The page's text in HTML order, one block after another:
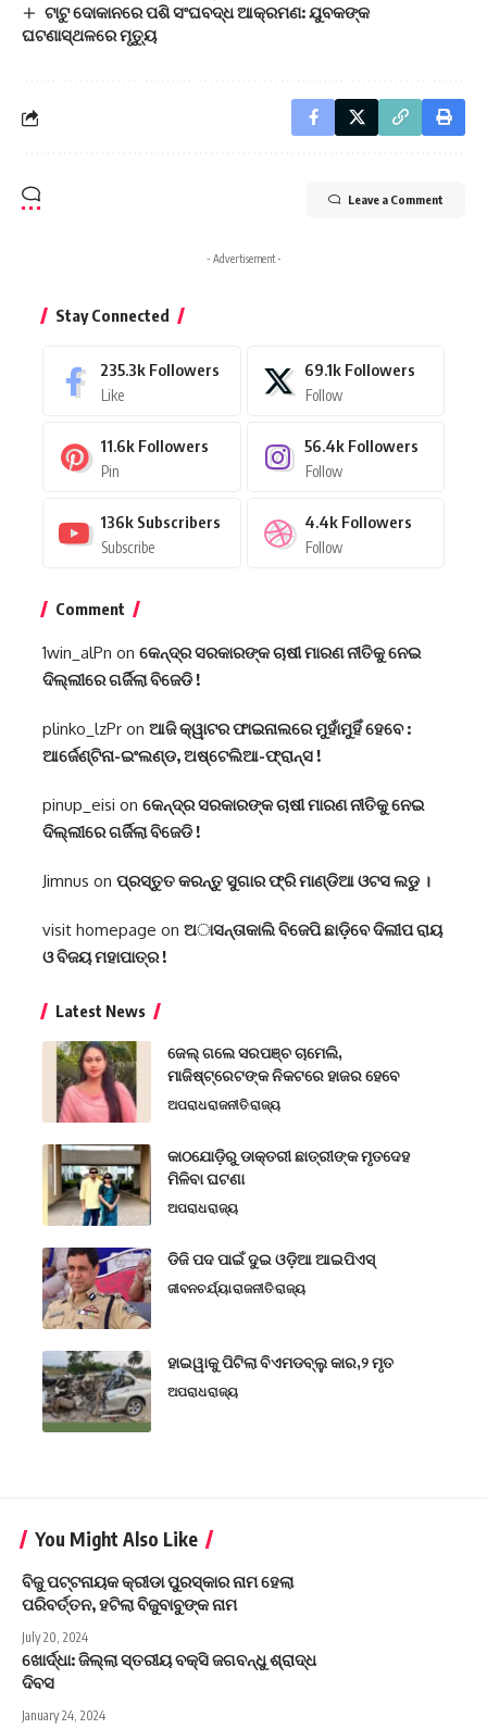
ଟାଟୁ ଦୋକାନରେ ପଶି ସଂଘବଦ୍ଧ ଆକ୍ରମଣ: ଯୁବକଙ୍କ
ଘଟଣାସ୍ଥଳରେ ମୃତ୍ୟୁ
Leave a Comment
- Advertisement -
Stay Connected
235.3k Followers
Like
69.1k Followers
Follow
11.6k Followers
Pin
56.4k Followers
Follow
136k Subscribers
Subscribe
4.4k Followers
Follow
Comment
1win_alPn on କେନ୍ଦ୍ର ସରକାରଙ୍କ ଚାଷୀ ମାରଣ ନୀତିକୁ ନେଇ
ଦିଲ୍ଲୀରେ ଗର୍ଜିଲା ବିଜେଡି !
plinko_lzPr on ଆଜି କ୍ୱାଟର ଫାଇନାଲରେ ମୁହାଁମୁହିଁ ହେବେ :
ଆର୍ଜେଣ୍ଟିନା-ଇଂଲଣ୍ଡ, ଅଷ୍ଟେଲିଆ-ଫ୍ରାନ୍ସ !
pinup_eisi on କେନ୍ଦ୍ର ସରକାରଙ୍କ ଚାଷୀ ମାରଣ ନୀତିକୁ ନେଇ
ଦିଲ୍ଲୀରେ ଗର୍ଜିଲା ବିଜେଡି !
Jimnus on ପ୍ରସ୍ତୁତ କରନ୍ତୁ ସୁଗାର ଫ୍ରି ମାଣ୍ଡିଆ ଓଟସ ଲଡୁ ।
visit homepage on ଅାସନ୍ତାକାଲି ବିଜେପି ଛାଡ଼ିବେ ଦିଲୀପ ରାୟ
ଓ ବିଜୟ ମହାପାତ୍ର !
Latest News
ଜେଲ୍ ଗଲେ ସରପଞ୍ଚ ଚାମେଲି,
ମାଜିଷ୍ଟ୍ରେଟଙ୍କ ନିକଟରେ ହାଜର ହେବେ
ଅପରାଧରାଜନୀତିରାଜ୍ୟ
କାଠଯୋଡ଼ିରୁ ଡାକ୍ତରୀ ଛାତ୍ରୀଙ୍କ ମୃତଦେହ
ମିଳିବା ଘଟଣା
ଅପରାଧରାଜ୍ୟ
ଡିଜି ପଦ ପାଇଁ ଦୁଇ ଓଡ଼ିଆ ଆଇପିଏସ୍
ଜୀବନଚର୍ଯ୍ୟାରାଜନୀତିରାଜ୍ୟ
ହାଇୱାକୁ ପିଟିଲା ବିଏମଡବ୍ଲୁ କାର,୨ ମୃତ
ଅପରାଧରାଜ୍ୟ
You Might Also Like
ବିଜୁ ପଟ୍ଟନାୟକ କ୍ରୀଡା ପୁରସ୍କାର ନାମ ହେଲା
ପରିବର୍ତ୍ତନ, ହଟିଲା ବିଜୁବାବୁଙ୍କ ନାମ
July 20, 2024
ଖୋର୍ଦ୍ଧା: ଜିଲ୍ଲା ସ୍ତରୀୟ ବକ୍ସି ଜଗବନ୍ଧୁ ଶ୍ରାଦ୍ଧ
ଦିବସ
January 24, 2024